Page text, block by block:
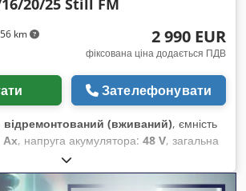
km
20/25 Still FM
2 990 EUR
фіксована ціна додається ПДВ
Зателефонувати
відремонтований (вживаний), ємність
Ах, напруга акумулятора: 48 V, загальна
довжина:
акумуляторна батарея для